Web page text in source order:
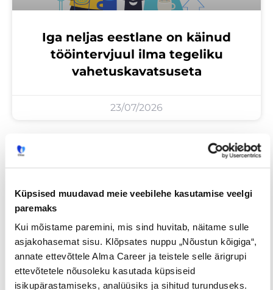
Küpsised muudavad meie veebilehe kasutamise veelgi
paremaks
Kui mõistame paremini, mis sind huvitab, näitame sulle
asjakohasemat sisu. Klõpsates nuppu „Nõustun kõigiga“,
annate ettevõttele Alma Career ja teistele selle ärigrupi
ettevõtetele nõusoleku kasutada küpsiseid
isikupärastamiseks, analüüsiks ja sihitud turunduseks.
Iga neljas eestlane on käinud
tööintervjuul ilma tegeliku
vahetuskavatsuseta
23/07/2026